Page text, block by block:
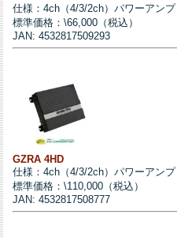
仕様：4ch（4/3/2ch）パワーアンプ
標準価格：\66,000（税込）
JAN: 4532817509293
GZRA 4HD
仕様：4ch（4/3/2ch）パワーアンプ
標準価格：\110,000（税込）
JAN: 4532817508777